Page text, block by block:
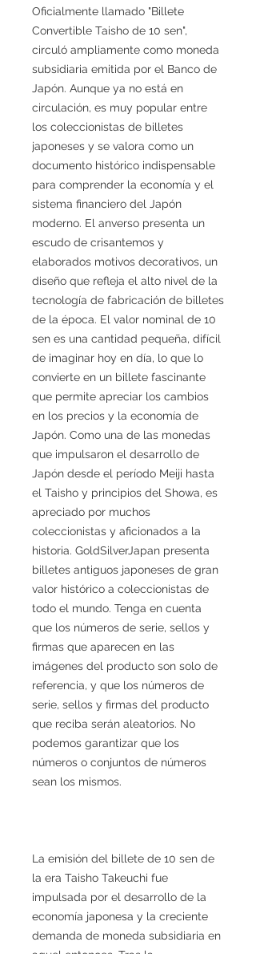
Oficialmente llamado "Billete
Convertible Taisho de 10 sen",
circuló ampliamente como moneda
subsidiaria emitida por el Banco de
Japón. Aunque ya no está en
circulación, es muy popular entre
los coleccionistas de billetes
japoneses y se valora como un
documento histórico indispensable
para comprender la economía y el
sistema financiero del Japón
moderno. El anverso presenta un
escudo de crisantemos y
elaborados motivos decorativos, un
diseño que refleja el alto nivel de la
tecnología de fabricación de billetes
de la época. El valor nominal de 10
sen es una cantidad pequeña, difícil
de imaginar hoy en día, lo que lo
convierte en un billete fascinante
que permite apreciar los cambios
en los precios y la economía de
Japón. Como una de las monedas
que impulsaron el desarrollo de
Japón desde el período Meiji hasta
el Taisho y principios del Showa, es
apreciado por muchos
coleccionistas y aficionados a la
historia. GoldSilverJapan presenta
billetes antiguos japoneses de gran
valor histórico a coleccionistas de
todo el mundo. Tenga en cuenta
que los números de serie, sellos y
firmas que aparecen en las
imágenes del producto son solo de
referencia, y que los números de
serie, sellos y firmas del producto
que reciba serán aleatorios. No
podemos garantizar que los
números o conjuntos de números
sean los mismos.
La emisión del billete de 10 sen de
la era Taisho Takeuchi fue
impulsada por el desarrollo de la
economía japonesa y la creciente
demanda de moneda subsidiaria en